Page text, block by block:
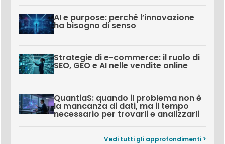
AI e purpose: perché l’innovazione
ha bisogno di senso
Strategie di e-commerce: il ruolo di
SEO, GEO e AI nelle vendite online
QuantiaS: quando il problema non è
la mancanza di dati, ma il tempo
necessario per trovarli e analizzarli
Vedi tutti gli approfondimenti >